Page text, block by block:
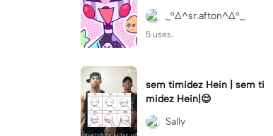
_°∆^sr.afton^∆°_
5 uses.
sem timidez Hein | sem ti
midez Hein|😌
Sally